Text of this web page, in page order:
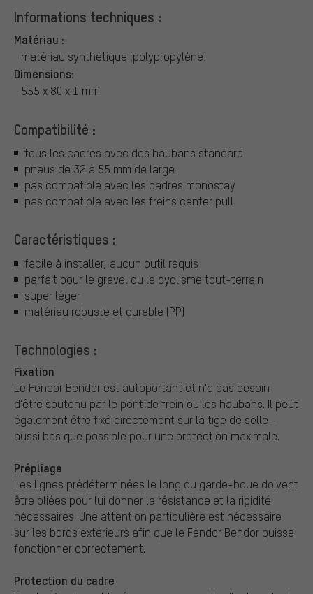
Informations techniques :
Matériau :
matériau synthétique (polypropylène)
Dimensions:
555 x 80 x 1 mm
Compatibilité :
tous les cadres avec des haubans standard
pneus de 32 à 55 mm de large
pas compatible avec les cadres monostay
pas compatible avec les freins center pull
Caractéristiques :
facile à installer, aucun outil requis
parfait pour le gravel ou le cyclisme tout-terrain
super léger
matériau robuste et durable (PP)
Technologies :
Fixation
Le Fendor Bendor est autoportant et n'a pas besoin
d'être soutenu par le pont de frein ou les haubans. Il peut
également être fixé directement sur la tige de selle -
aussi bas que possible pour une protection maximale.
Prépliage
Les lignes prédéterminées le long du garde-boue doivent
être pliées pour lui donner la résistance et la rigidité
nécessaires. Une attention particulière est nécessaire
sur les bords extérieurs afin que le Fendor Bendor puisse
fonctionner correctement.
Protection du cadre